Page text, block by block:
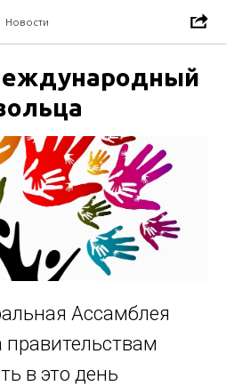
Новости
Ассамблея
в это день